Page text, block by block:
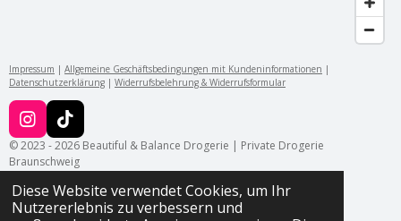
Diese Website verwendet Cookies, um Ihr
Nutzererlebnis zu verbessern und
Impressum | Allgemeine Geschäftsbedingungen mit Kundeninformationen |
Datenschutzerklärung | Widerrufsbelehrung & Widerrufsformular
I
n
s
t
a
g
T
i
k
T
o
k
© 2023 - 2026 Beautiful & Balance Drogerie | Private Drogerie
Braunschweig